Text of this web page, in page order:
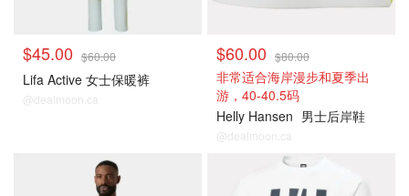
$45.00 $60.00
Lifa Active 女士保暖裤
@dealmoon.ca
$60.00 $80.00
非常适合海岸漫步和夏季出
游，40-40.5码
Helly Hansen 男士后岸鞋
@dealmoon.ca